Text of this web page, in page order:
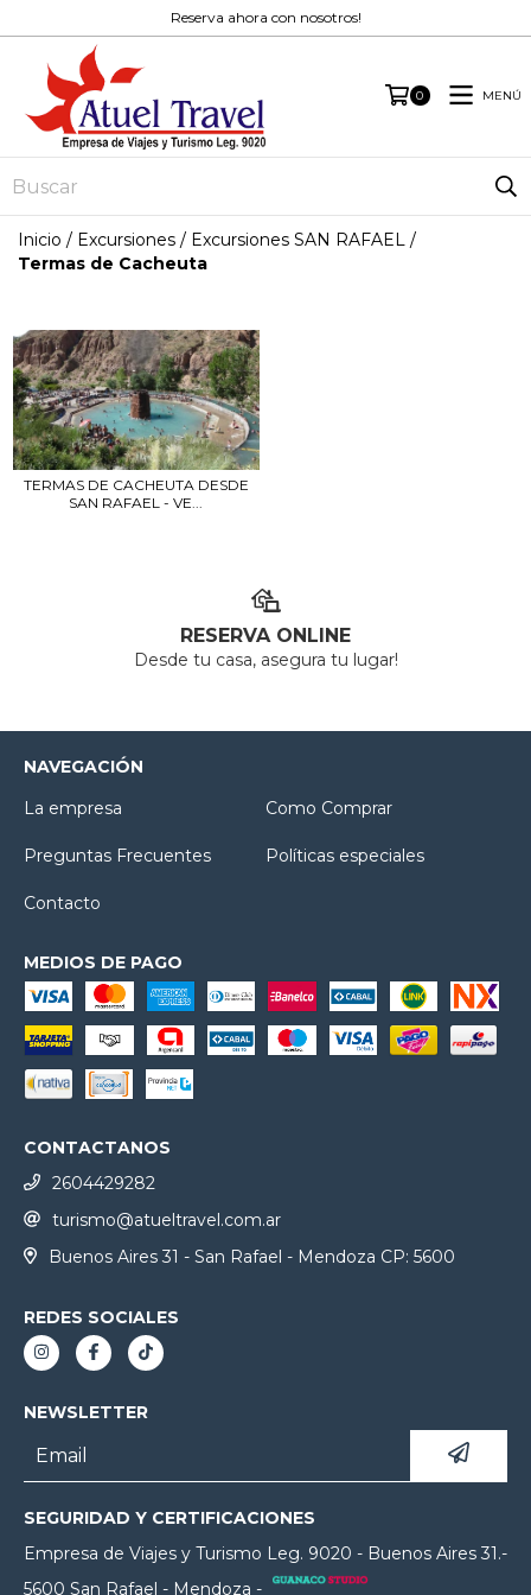
Reserva ahora con nosotros!
0 MENÚ
Inicio / Excursiones / Excursiones SAN RAFAEL /
Termas de Cacheuta
TERMAS DE CACHEUTA DESDE
SAN RAFAEL - VE...
RESERVA ONLINE
Desde tu casa, asegura tu lugar!
NAVEGACIÓN
La empresa
Como Comprar
Preguntas Frecuentes Políticas especiales
Contacto
MEDIOS DE PAGO
CONTACTANOS
2604429282
turismo@atueltravel.com.ar
Buenos Aires 31 - San Rafael - Mendoza CP: 5600
REDES SOCIALES
NEWSLETTER
SEGURIDAD Y CERTIFICACIONES
Empresa de Viajes y Turismo Leg. 9020 - Buenos Aires 31.-
5600 San Rafael - Mendoza -